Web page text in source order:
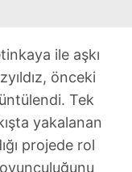
ile aşkı
önceki
Tek
yakalanan
projede rol